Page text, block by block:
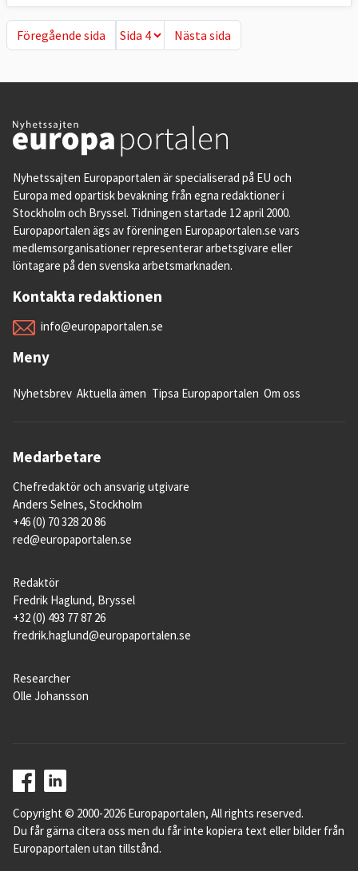
Föregående sida
Föregående sida Nästa sida
Nästa sida
Nyhetssajten Europaportalen är specialiserad på EU och
Europa med opartisk bevakning från egna redaktioner i
Stockholm och Bryssel. Tidningen startade 12 april 2000.
Europaportalen ägs av föreningen Europaportalen.se vars
medlemsorganisationer representerar arbetsgivare eller
löntagare på den svenska arbetsmarknaden.
Kontakta redaktionen
info@europaportalen.se
Meny
Nyhetsbrev Aktuella ämen Tipsa Europaportalen Om oss
Medarbetare
Chefredaktör och ansvarig utgivare
Anders Selnes, Stockholm
+46 (0) 70 328 20 86
red@europaportalen.se
Redaktör
Fredrik Haglund, Bryssel
+32 (0) 493 77 87 26
fredrik.haglund@europaportalen.se
Researcher
Olle Johansson
Copyright © 2000-2026 Europaportalen, All rights reserved.
Du får gärna citera oss men du får inte kopiera text eller bilder från
Europaportalen utan tillstånd.